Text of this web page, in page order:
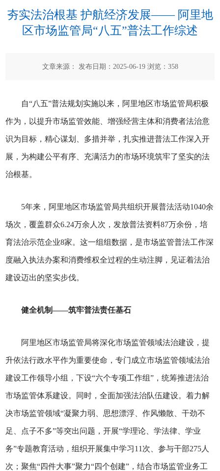
夯实法治根基 护航经济发展—— 阿里地
区市场监管局“八五”普法工作综述
文章来源： 发布日期：2025-06-19 浏览： 358
自“八五”普法规划实施以来，阿里地区市场监管局积极
作为，以提升市场监管效能、增强经营主体和消费者法治意
识为目标，精心谋划、多措并举，扎实推进普法工作深入开
展，为构建公平有序、充满活力的市场环境筑牢了坚实的法
治根基。
5年来，阿里地区市场监管局共组织开展普法活动1040余
场次，覆盖群众6.24万余人次，发放普法资料87万余份，培
育法治示范企业8家。这一组组数据，是市场监管普法工作深
度融入执法办案和消费维权全过程的生动注脚，见证着法治
建设迈出的坚实步伐。
健全机制——筑牢普法责任基石
阿里地区市场监管局将深化市场监管领域法治建设，提
升依法行政水平作为重要使命，专门成立市场监管领域法治
建设工作领导小组，下设“六个专项工作组”，统筹推进法治
市场监管体系建设。同时，全面加强法治队伍建设。着力解
决市场监管领域“凝聚力弱、思想漂浮、作风懒散、干劲不
足、点子不多”等突出问题，开展“学理论、学法律、学业
务”专题教育活动，组织开展集中学习11次、参与干部275人
次；聚焦“四件大事”聚力“四个创建”，结合市场监管业务工